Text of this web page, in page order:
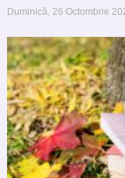
Duminică, 26 Octombrie